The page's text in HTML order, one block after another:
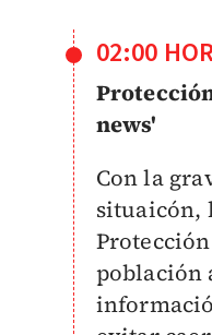
02:00
news'
Con la
situaicón,
población